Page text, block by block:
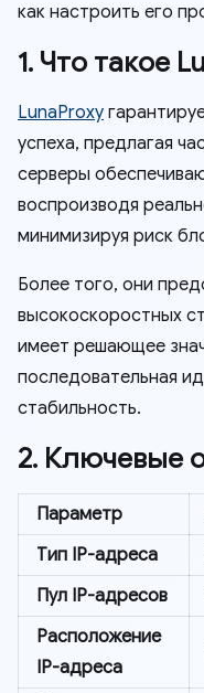
как настроить его
1. Что такое
LunaProxy
успеха, предлагая
серверы
воспроизводя
минимизируя риск
Более того, они
высокоскоростных
имеет решающее
последовательная
стабильность.
2. Ключевые
Параметр
Тип IP-адреса
Пул IP-адресов
Расположение
IP-адреса